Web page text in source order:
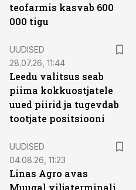
teofarmis kasvab 600
000 tigu
UUDISED
28.07.26, 11:44
Leedu valitsus seab
piima kokkuostjatele
uued piirid ja tugevdab
tootjate positsiooni
UUDISED
04.08.26, 11:23
Linas Agro avas
Muugal viljaterminali